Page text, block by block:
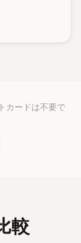
カードは不要で
較